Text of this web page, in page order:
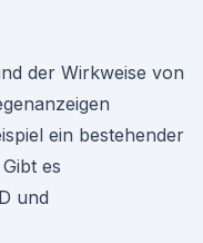
der Wirkweise von
ein bestehender
es
und